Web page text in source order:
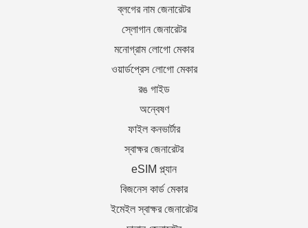
ব্লগের নাম জেনারেটর
স্লোগান জেনারেটর
মনোগ্রাম লোগো মেকার
ওয়ার্ডপ্রেস লোগো মেকার
রঙ গাইড
অন্বেষণ
ফাইল কনভার্টার
স্বাক্ষর জেনারেটর
eSIM প্ল্যান
বিজনেস কার্ড মেকার
ইমেইল স্বাক্ষর জেনারেটর